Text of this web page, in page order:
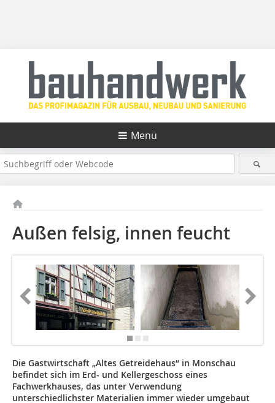
Menü
Außen felsig, innen feucht
Die Gastwirtschaft „Altes Getreidehaus“ in Monschau
befindet sich im Erd- und Kellergeschoss eines
Fachwerkhauses, das unter Verwendung
unterschiedlichster Materialien immer wieder umgebaut